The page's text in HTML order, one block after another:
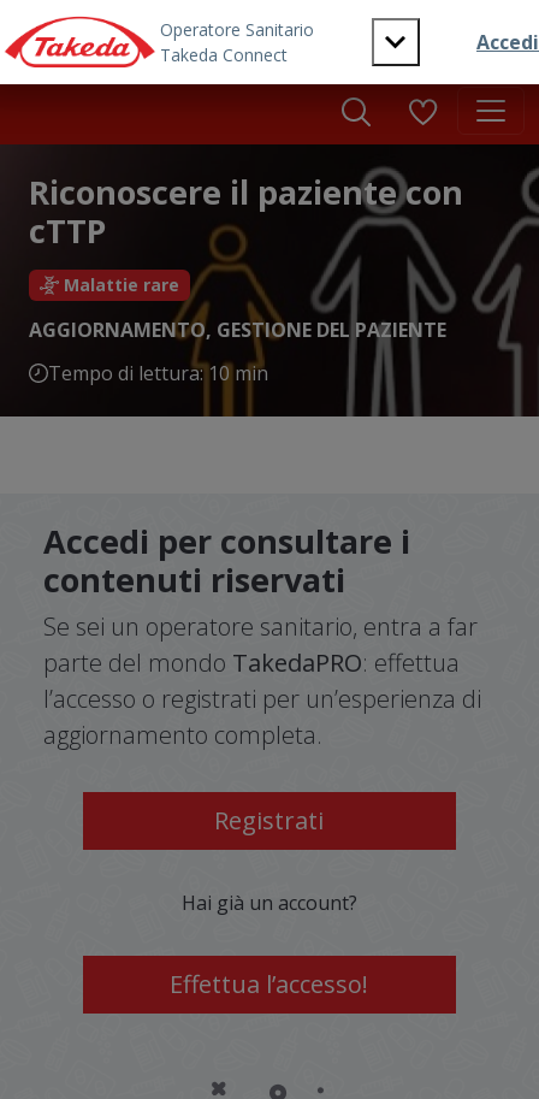
Skip to main content
Riconoscere il paziente con
cTTP
Malattie rare
AGGIORNAMENTO, GESTIONE DEL PAZIENTE
Tempo di lettura: 10 min
Accedi per consultare i
contenuti riservati
Se sei un operatore sanitario, entra a far
parte del mondo TakedaPRO: effettua
l’accesso o registrati per un’esperienza di
aggiornamento completa.
Registrati
Hai già un account?